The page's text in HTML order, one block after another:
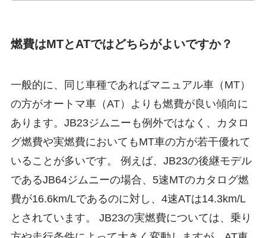
燃費はMTとATではどちらがよいですか？
一般的に、同じ車種であればマニュアル車（MT）
の方がオートマ車（AT）よりも燃費が良い傾向に
あります。JB23ジムニーも例外ではなく、カタロ
グ燃費や実燃費においてもMT車の方が若干優れて
いることが多いです。 例えば、JB23の後継モデル
であるJB64ジムニーの場合、5速MTのカタログ燃
費が16.6km/Lであるのに対し、4速ATは14.3km/L
とされています。 JB23の実燃費については、乗り